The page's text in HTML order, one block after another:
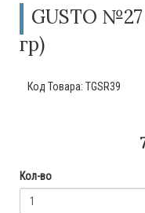
GUSTO №27
гр)
Код Товара: TGSR39
Кол-во